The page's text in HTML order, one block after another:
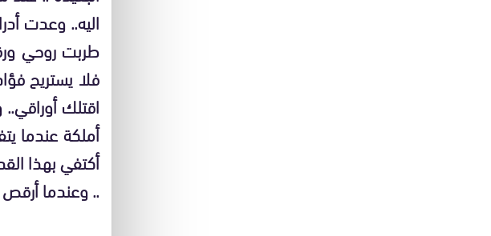
اليه.. وعدت
طربت روحي
فلا يستريح
اقتلك
أملكة عندما
أكتفي بهذا
.. وعندما أرقص